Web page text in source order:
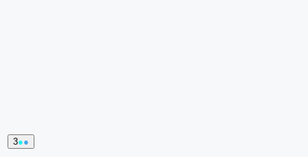
33.
August
●●
event